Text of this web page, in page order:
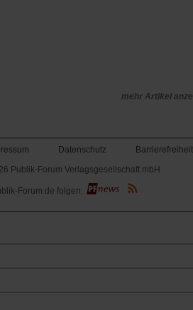
mehr Artikel
Datenschutz
Barrierefreiheit
Publik-Forum Verlagsgesellschaft mbH
(Öffnet
in
neuen
Forum.de folgen: